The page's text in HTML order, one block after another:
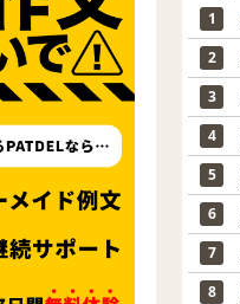
1
2
3
4
5
6
7
8